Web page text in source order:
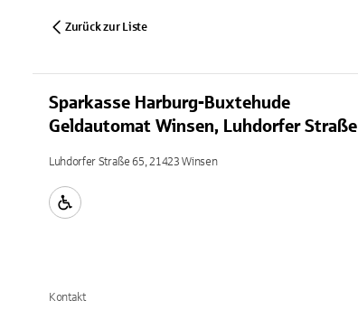
Zurück zur Liste
Sparkasse Harburg-Buxtehude
Geldautomat Winsen, Luhdorfer Straße
Luhdorfer Straße 65, 21423 Winsen
Kontakt